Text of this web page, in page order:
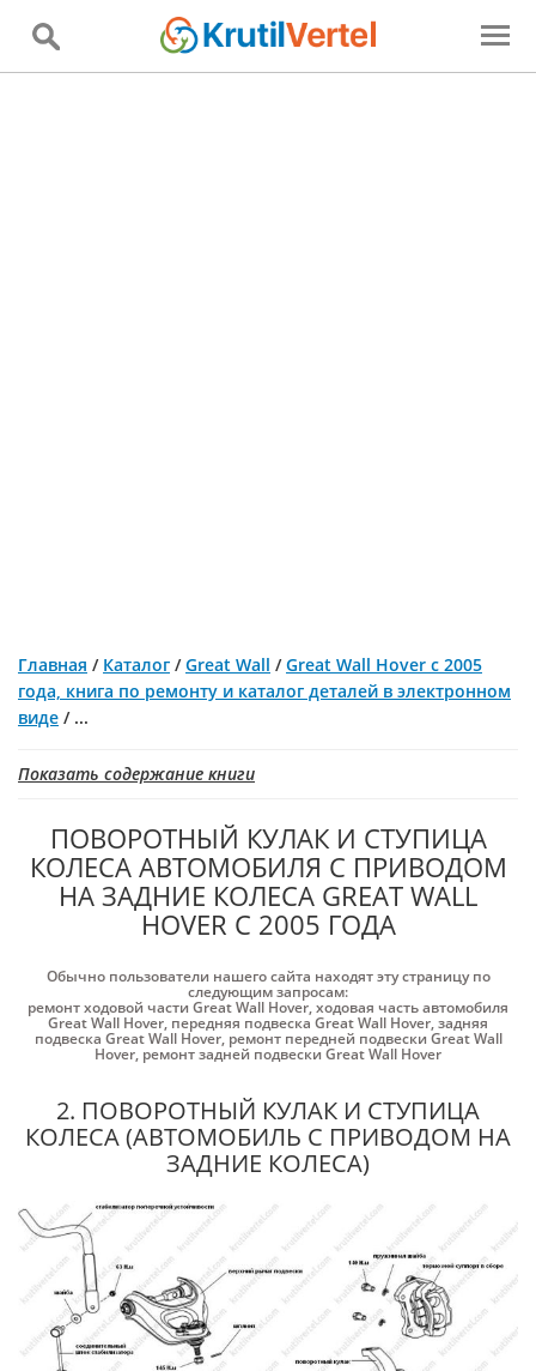
Главная / Каталог /Great Wall /Great Wall Hover с 2005
года, книга по ремонту и каталог деталей в электронном
виде / ...
Показать содержание книги
ПОВОРОТНЫЙ КУЛАК И СТУПИЦА
КОЛЕСА АВТОМОБИЛЯ С ПРИВОДОМ
НА ЗАДНИЕ КОЛЕСА GREAT WALL
HOVER С 2005 ГОДА
Обычно пользователи нашего сайта находят эту страницу по
следующим запросам:
ремонт ходовой части Great Wall Hover,ходовая часть автомобиля
Great Wall Hover, передняя подвеска Great Wall Hover,задняя
подвеска Great Wall Hover, ремонт передней подвески Great Wall
Hover, ремонт задней подвески Great Wall Hover
2. ПОВОРОТНЫЙ КУЛАК И СТУПИЦА
КОЛЕСА (АВТОМОБИЛЬ С ПРИВОДОМ НА
ЗАДНИЕ КОЛЕСА)